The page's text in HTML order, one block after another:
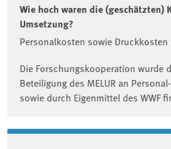
Wie hoch waren die (geschätzten)
Umsetzung?
Personalkosten sowie
Die Forschungskooperation wurde
Beteiligung des MELUR an
sowie durch Eigenmittel des WWF